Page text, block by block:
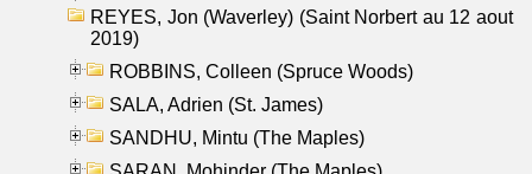
REYES, Jon (Waverley) (Saint Norbert au 12 aout
2019)
ROBBINS, Colleen (Spruce Woods)
SALA, Adrien (St. James)
SANDHU, Mintu (The Maples)